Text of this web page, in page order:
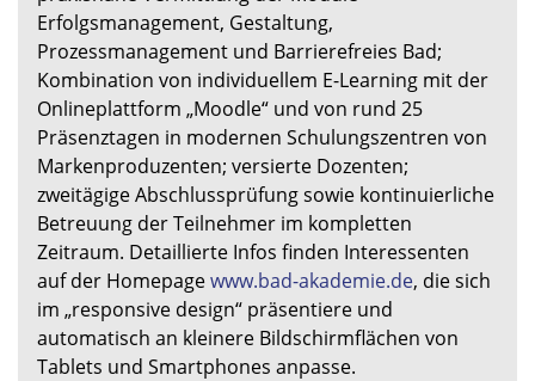
Erfolgsmanagement, Gestaltung,
Prozessmanagement und Barrierefreies Bad;
Kombination von individuellem E-Learning mit der
Onlineplattform „Moodle“ und von rund 25
Präsenztagen in modernen Schulungszentren von
Markenproduzenten; versierte Dozenten;
zweitägige Abschlussprüfung sowie kontinuierliche
Betreuung der Teilnehmer im kompletten
Zeitraum. Detaillierte Infos finden Interessenten
auf der Homepagewww.bad-akademie.de, die sich
im „responsive design“ präsentiere und
automatisch an kleinere Bildschirmflächen von
Tablets und Smartphones anpasse.